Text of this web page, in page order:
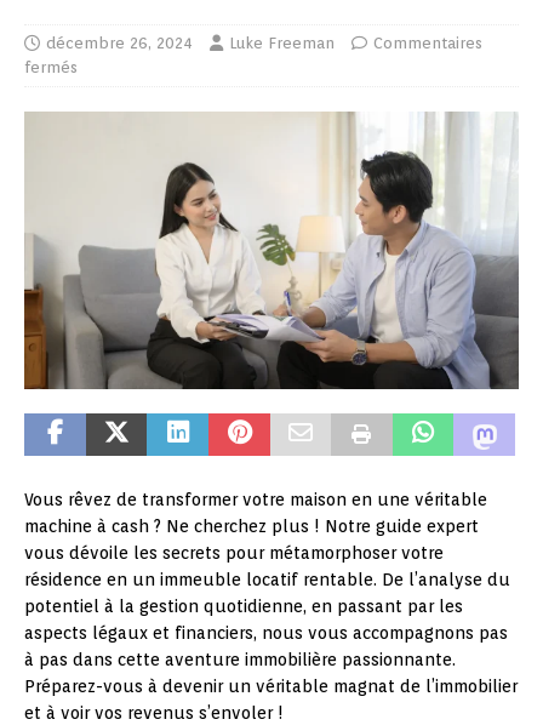
décembre 26, 2024 Luke Freeman
Commentaires
fermés
Vous rêvez de transformer votre maison en une véritable
machine à cash ? Ne cherchez plus ! Notre guide expert
vous dévoile les secrets pour métamorphoser votre
résidence en un immeuble locatif rentable. De l’analyse du
potentiel à la gestion quotidienne, en passant par les
aspects légaux et financiers, nous vous accompagnons pas
à pas dans cette aventure immobilière passionnante.
Préparez-vous à devenir un véritable magnat de l’immobilier
et à voir vos revenus s’envoler !